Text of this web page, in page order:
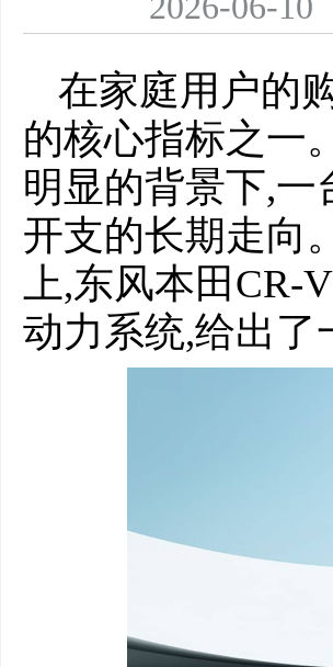
在家庭用户的
的核心指标之一
明显的背景下,
开支的长期走向
上,东风本田
动力系统,给出了